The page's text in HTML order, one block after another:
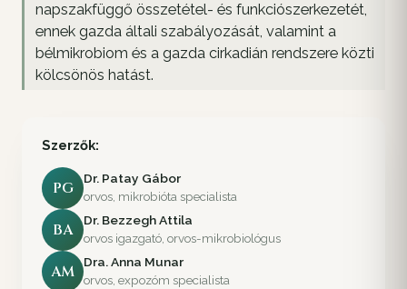
napszakfüggő összetétel- és funkciószerkezetét,
ennek gazda általi szabályozását, valamint a
bélmikrobiom és a gazda cirkadián rendszere közti
kölcsönös hatást.
Szerzők:
PG
Dr. Patay Gábor
orvos, mikrobióta specialista
BA
Dr. Bezzegh Attila
orvos igazgató, orvos-mikrobiológus
AM
Dra. Anna Munar
orvos, expozóm specialista